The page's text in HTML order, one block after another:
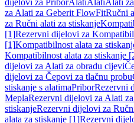
dijelovi za PriborAlatiAlatiAlati
za Alati za Geberit FlowFitRučni
za Ručni alati za stiskanje
[1]Rezervni dijelovi za
[1]Kompatibilnost alata za
Kompatibilnost alata za stiskanje
dijelovi za Alati za obradu cijevi
dijelovi za Čepovi za tlačnu probu
stiskanje s alatimaPriborRezervni
MeplaRezervni dijelovi za Alati
stiskanjeRezervni dijelovi za
alata za stiskanje [1]Rezervni